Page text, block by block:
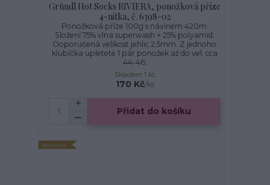
Gründl Hot Socks RIVIERA, ponožková příze
4-nitka, č. 6398-02
Ponožková příze 100g s návinem 420m.
Složení 75% vlna superwash + 25% polyamid.
Doporučená velikost jehlic 2,5mm. Z jednoho
klubíčka upletete 1 pár ponožek až do vel. cca
44-46.
170 Kč/ks
Skladem 1 ks
Přidat do košíku
Novinka